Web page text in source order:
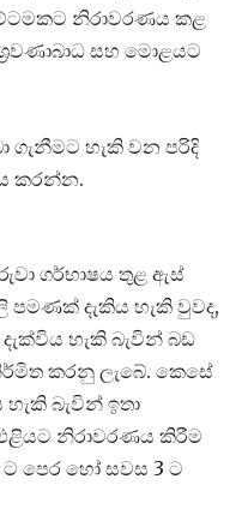
නිරාවරණය කළ
සහ මොළයට
ගැනීමට හැකි වන පරිදි
කරන්න.
ගර්භාෂය තුළ ඇස්
පමණක් දැකිය හැකි වුවද,
හැකි බැවින් බඩ
කරනු ලැබේ. කෙසේ
බැවින් ඉතා
නිරාවරණය කිරීම
ට පෙර හෝ සවස 3 ට